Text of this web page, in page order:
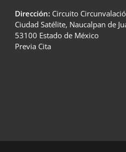
Dirección: Circuito
Ciudad Satélite, Naucalpan de
53100 Estado de México
Previa Cita